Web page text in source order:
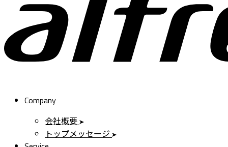
Company
会社概要
トップメッセージ